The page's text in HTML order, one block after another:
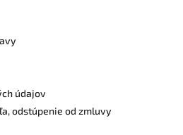
údajov
odstúpenie od zmluvy